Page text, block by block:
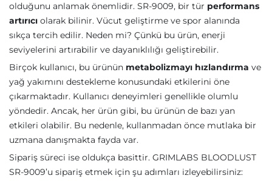
olduğunu anlamak önemlidir. SR-9009, bir tür performans
artırıcı olarak bilinir. Vücut geliştirme ve spor alanında
sıkça tercih edilir. Neden mi? Çünkü bu ürün, enerji
seviyelerini artırabilir ve dayanıklılığı geliştirebilir.
Birçok kullanıcı, bu ürünün metabolizmayı hızlandırma ve
yağ yakımını destekleme konusundaki etkilerini öne
çıkarmaktadır. Kullanıcı deneyimleri genellikle olumlu
yöndedir. Ancak, her ürün gibi, bu ürünün de bazı yan
etkileri olabilir. Bu nedenle, kullanmadan önce mutlaka bir
uzmana danışmakta fayda var.
Sipariş süreci ise oldukça basittir. GRIMLABS BLOODLUST
SR-9009’u sipariş etmek için şu adımları izleyebilirsiniz: